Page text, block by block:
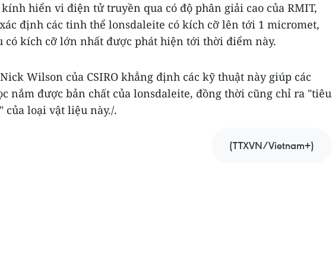
hiển vi điện tử truyền qua có độ phân giải cao của RMIT,
định các tinh thể lonsdaleite có kích cỡ lên tới 1 micromet,
có kích cỡ lớn nhất được phát hiện tới thời điểm này.
Wilson của CSIRO khẳng định các kỹ thuật này giúp các
nắm được bản chất của lonsdaleite, đồng thời cũng chỉ ra "tiêu
của loại vật liệu này./.
(TTXVN/Vietnam+)